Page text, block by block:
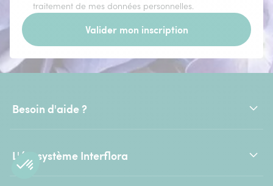
traitement de mes données personnelles.
Valider mon inscription
Besoin d'aide ?
L'écosystème Interflora